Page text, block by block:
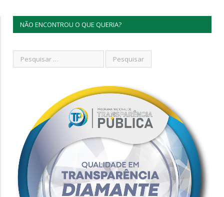
NÃO ENCONTROU O QUE QUERIA?